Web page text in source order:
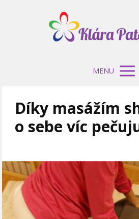
MENU
Díky masážím
o sebe víc